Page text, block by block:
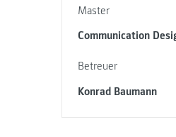
Master
Communication
Betreuer
Konrad Baumann